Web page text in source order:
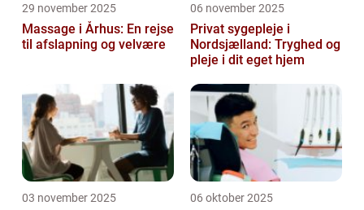
29 november 2025
Massage i Århus: En rejse
til afslapning og velvære
06 november 2025
Privat sygepleje i
Nordsjælland: Tryghed og
pleje i dit eget hjem
03 november 2025 06 oktober 2025